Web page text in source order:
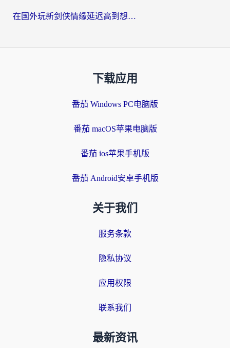
在国外玩新剑侠情缘延迟高到想摔手机？海外玩家亲测有效的加速器选择指南
下载应用
番茄 Windows PC电脑版
番茄 macOS苹果电脑版
番茄 ios苹果手机版
番茄 Android安卓手机版
关于我们
服务条款
隐私协议
应用权限
联系我们
最新资讯